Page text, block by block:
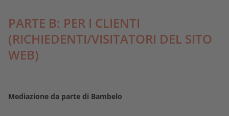
PARTE B: PER I CLIENTI
(RICHIEDENTI/VISITATORI DEL SITO
WEB)
Mediazione da parte di Bambelo